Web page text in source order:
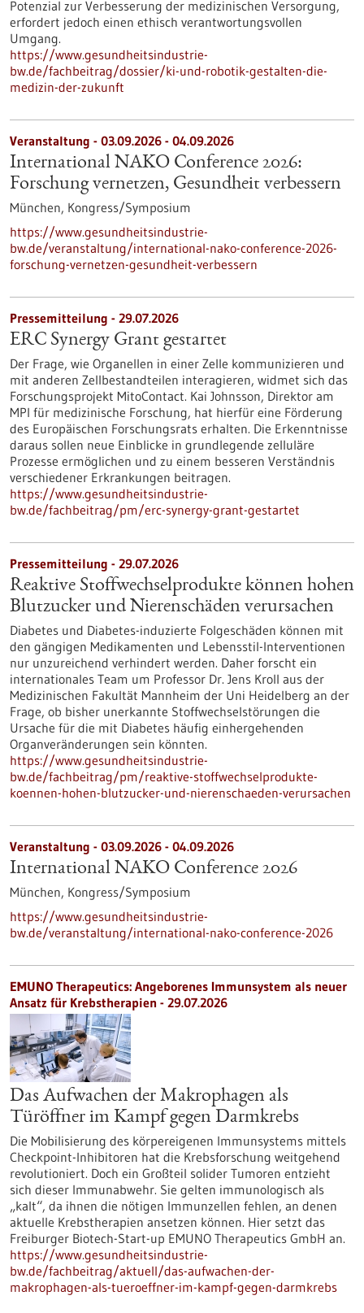
Potenzial zur Verbesserung der medizinischen Versorgung,
erfordert jedoch einen ethisch verantwortungsvollen
Umgang.
https://www.gesundheitsindustrie-
bw.de/fachbeitrag/dossier/ki-und-robotik-gestalten-die-
medizin-der-zukunft
Veranstaltung - 03.09.2026 - 04.09.2026
International NAKO Conference 2026:
Forschung vernetzen, Gesundheit verbessern
München, Kongress/Symposium
https://www.gesundheitsindustrie-
bw.de/veranstaltung/international-nako-conference-2026-
forschung-vernetzen-gesundheit-verbessern
Pressemitteilung - 29.07.2026
ERC Synergy Grant gestartet
Der Frage, wie Organellen in einer Zelle kommunizieren und
mit anderen Zellbestandteilen interagieren, widmet sich das
Forschungsprojekt MitoContact. Kai Johnsson, Direktor am
MPI für medizinische Forschung, hat hierfür eine Förderung
des Europäischen Forschungsrats erhalten. Die Erkenntnisse
daraus sollen neue Einblicke in grundlegende zelluläre
Prozesse ermöglichen und zu einem besseren Verständnis
verschiedener Erkrankungen beitragen.
https://www.gesundheitsindustrie-
bw.de/fachbeitrag/pm/erc-synergy-grant-gestartet
Pressemitteilung - 29.07.2026
Reaktive Stoffwechselprodukte können hohen
Blutzucker und Nierenschäden verursachen
Diabetes und Diabetes-induzierte Folgeschäden können mit
den gängigen Medikamenten und Lebensstil-Interventionen
nur unzureichend verhindert werden. Daher forscht ein
internationales Team um Professor Dr. Jens Kroll aus der
Medizinischen Fakultät Mannheim der Uni Heidelberg an der
Frage, ob bisher unerkannte Stoffwechselstörungen die
Ursache für die mit Diabetes häufig einhergehenden
Organveränderungen sein könnten.
https://www.gesundheitsindustrie-
bw.de/fachbeitrag/pm/reaktive-stoffwechselprodukte-
koennen-hohen-blutzucker-und-nierenschaeden-verursachen
Veranstaltung - 03.09.2026 - 04.09.2026
International NAKO Conference 2026
München, Kongress/Symposium
https://www.gesundheitsindustrie-
bw.de/veranstaltung/international-nako-conference-2026
EMUNO Therapeutics: Angeborenes Immunsystem als neuer
Ansatz für Krebstherapien - 29.07.2026
Das Aufwachen der Makrophagen als
Türöffner im Kampf gegen Darmkrebs
Die Mobilisierung des körpereigenen Immunsystems mittels
Checkpoint-Inhibitoren hat die Krebsforschung weitgehend
revolutioniert. Doch ein Großteil solider Tumoren entzieht
sich dieser Immunabwehr. Sie gelten immunologisch als
„kalt“, da ihnen die nötigen Immunzellen fehlen, an denen
aktuelle Krebstherapien ansetzen können. Hier setzt das
Freiburger Biotech-Start-up EMUNO Therapeutics GmbH an.
https://www.gesundheitsindustrie-
bw.de/fachbeitrag/aktuell/das-aufwachen-der-
makrophagen-als-tueroeffner-im-kampf-gegen-darmkrebs